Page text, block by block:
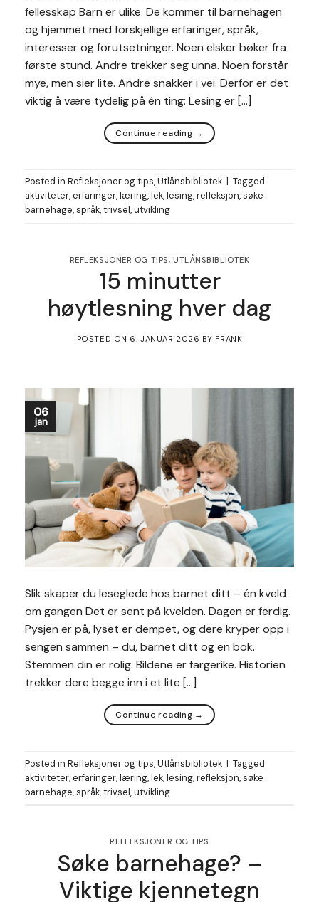
fellesskap Barn er ulike. De kommer til barnehagen
og hjemmet med forskjellige erfaringer, språk,
interesser og forutsetninger. Noen elsker bøker fra
første stund. Andre trekker seg unna. Noen forstår
mye, men sier lite. Andre snakker i vei. Derfor er det
viktig å være tydelig på én ting: Lesing er […]
Continue reading →
Posted in Refleksjoner og tips,Utlånsbibliotek | Tagged
aktiviteter,erfaringer,læring,lek,lesing,refleksjon,søke
barnehage,språk,trivsel,utvikling
REFLEKSJONER OG TIPS, UTLÅNSBIBLIOTEK
15 minutter
høytlesning hver dag
POSTED ON 6. JANUAR 2026 BY FRANK
06
jan
Slik skaper du leseglede hos barnet ditt – én kveld
om gangen Det er sent på kvelden. Dagen er ferdig.
Pysjen er på, lyset er dempet, og dere kryper opp i
sengen sammen – du, barnet ditt og en bok.
Stemmen din er rolig. Bildene er fargerike. Historien
trekker dere begge inn i et lite […]
Continue reading →
Posted in Refleksjoner og tips,Utlånsbibliotek | Tagged
aktiviteter,erfaringer,læring,lek,lesing,refleksjon,søke
barnehage,språk,trivsel,utvikling
REFLEKSJONER OG TIPS
Søke barnehage? –
Viktige kjennetegn